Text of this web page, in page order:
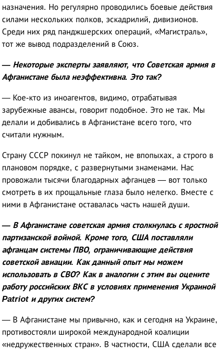
назначения. Но регулярно проводились боевые действия
силами нескольких полков, эскадрилий, дивизионов.
Среди них ряд панджшерских операций, «Магистраль»,
тот же вывод подразделений в Союз.
— Некоторые эксперты заявляют, что Советская армия в
Афганистане была неэффективна. Это так?
— Кое-кто из иноагентов, видимо, отрабатывая
зарубежные авансы, говорит подобное. Это не так. Мы
делали и добивались в Афганистане всего того, что
считали нужным.
Страну СССР покинул не тайком, не впопыхах, а строго в
плановом порядке, с развернутыми знаменами. Нас
провожали тысячи благодарных афганцев — вот только
смотреть в их прощальные глаза было нелегко. Вместе с
ними в Афганистане оставалась часть нашей души.
— В Афганистане советская армия столкнулась с яростной
партизанской войной. Кроме того, США поставляли
афганцам системы ПВО, ограничивающие действия
советской авиации. Как данный опыт мы можем
использовать в СВО? Как в аналогии с этим вы оцените
работу российских ВКС в условиях применения Украиной
Patriot и других систем?
— В Афганистане мы привычно, как и сегодня на Украине,
противостояли широкой международной коалиции
«недружественных стран». В частности, США сделали все